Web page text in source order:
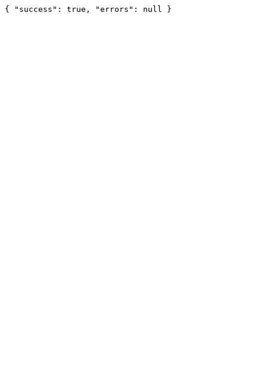
{ "success": true, "errors": null }